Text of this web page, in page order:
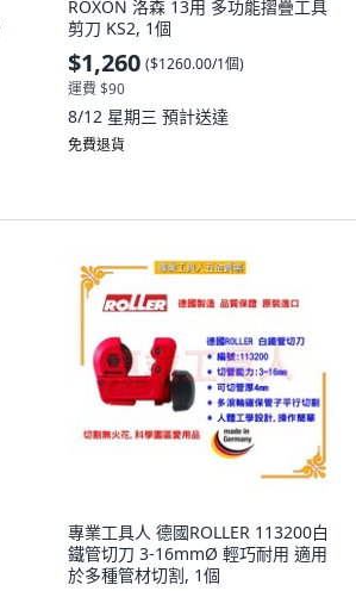
ROXON 洛森 13用 多功能摺疊工具
剪刀 KS2, 1個
$1,260 ($1260.00/1個)
運費 $90
8/12 星期三 預計送達
免費退貨
專業工具人 德國ROLLER 113200白
鐵管切刀 3-16mmØ 輕巧耐用 適用
於多種管材切割, 1個